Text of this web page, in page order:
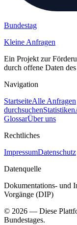
Bundestag
Kleine Anfragen
Ein Projekt zur
durch offene Daten
Navigation
StartseiteAlle Anfragen
durchsuchenStatistiken
GlossarÜber uns
Rechtliches
ImpressumDatenschutz
Datenquelle
Dokumentations- und
Vorgänge (DIP)
© 2026 — Diese
Bundestages.